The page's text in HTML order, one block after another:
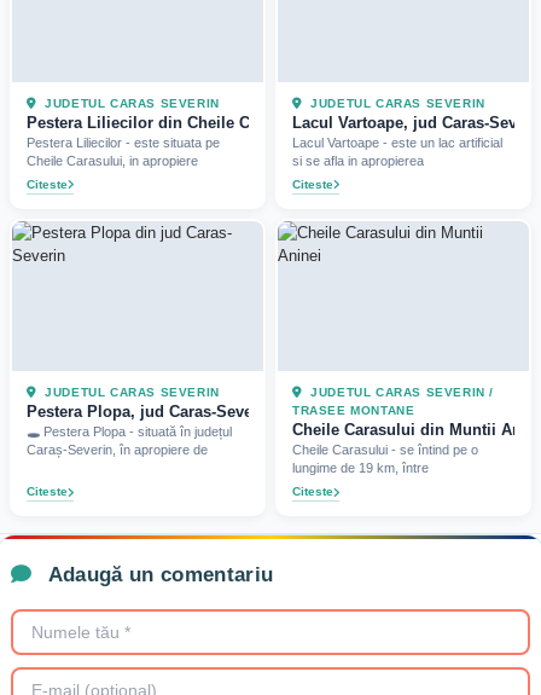
JUDETUL CARAS SEVERIN
Pestera Liliecilor din Cheile Carasului, jud Caras-Severin
Pestera Liliecilor - este situata pe
Cheile Carasului, in apropiere
Citeste
JUDETUL CARAS SEVERIN
Lacul Vartoape, jud Caras-
Lacul Vartoape - este un lac artificial
si se afla in apropierea
Citeste
JUDETUL CARAS SEVERIN
Pestera Plopa, jud Caras-Severin (2025)
🕳️ Pestera Plopa - situată în județul
Caraș-Severin, în apropiere de
Citeste
JUDETUL CARAS SEVERIN /
TRASEE MONTANE
Cheile Carasului din Muntii
Cheile Carasului - se întind pe o
lungime de 19 km, între
Citeste
Adaugă un comentariu